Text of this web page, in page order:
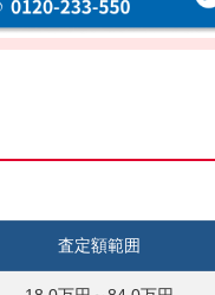
査定額範囲